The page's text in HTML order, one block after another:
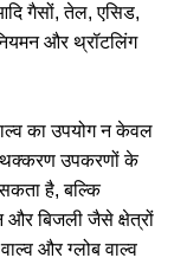
गैसों, तेल, एसिड,
और थ्रॉटलिंग
का उपयोग न केवल
उपकरणों के
है, बल्कि
और बिजली जैसे क्षेत्रों
और ग्लोब वाल्व